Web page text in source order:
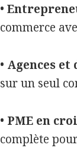
•
commerce
• Agences
sur un seul
• PME en
complète